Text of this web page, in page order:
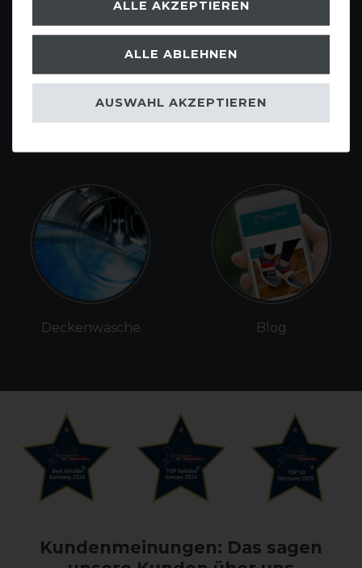
Deckenwäsche Blog
Kundenmeinungen: Das sagen
ALLE AKZEPTIEREN
ALLE ABLEHNEN
AUSWAHL AKZEPTIEREN